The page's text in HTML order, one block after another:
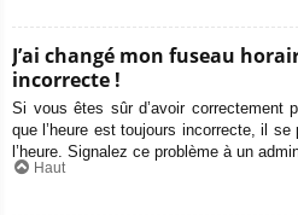
J’ai changé mon fuseau
incorrecte !
Si vous êtes sûr d’avoir correctement
que l’heure est toujours incorrecte, il
l’heure. Signalez ce problème à un
Haut